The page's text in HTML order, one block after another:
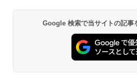
Google 検索で当サイトの記事